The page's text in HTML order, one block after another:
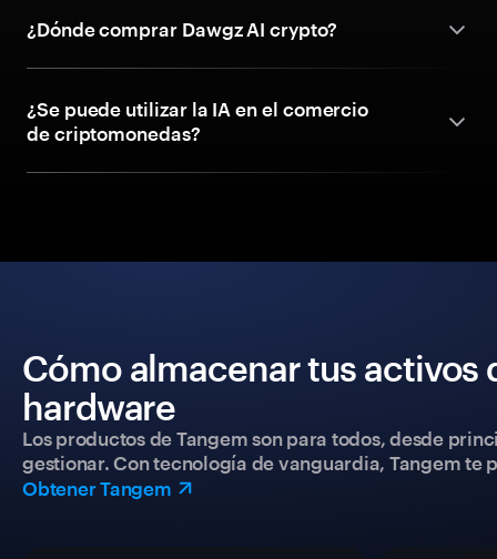
¿Dónde comprar Dawgz AI crypto?
¿Se puede utilizar la IA en el comercio
de criptomonedas?
Cómo almacenar tus activos
hardware
Los productos de Tangem son para todos, desde
gestionar. Con tecnología de vanguardia, Tangem
Obtener Tangem